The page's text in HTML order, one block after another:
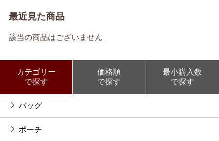
最近見た商品
該当の商品はございません
カテゴリー
で探す
価格順
で探す
最小購入数
で探す
バッグ
ポーチ